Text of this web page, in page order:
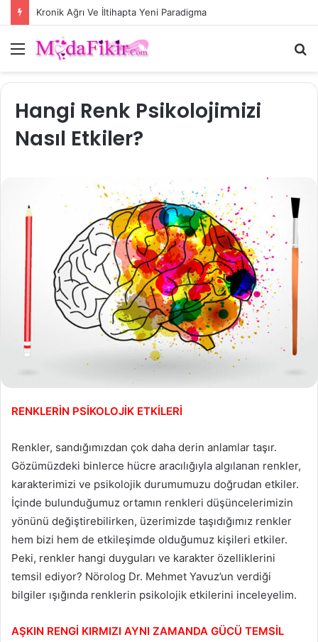
Kronik Ağrı Ve İltihapta Yeni Paradigma
Menü
Hangi Renk Psikolojimizi
Nasıl Etkiler?
RENKLERİN PSİKOLOJİK ETKİLERİ
Renkler, sandığımızdan çok daha derin anlamlar taşır.
Gözümüzdeki binlerce hücre aracılığıyla algılanan renkler,
karakterimizi ve psikolojik durumumuzu doğrudan etkiler.
İçinde bulunduğumuz ortamın renkleri düşüncelerimizin
yönünü değiştirebilirken, üzerimizde taşıdığımız renkler
hem bizi hem de etkileşimde olduğumuz kişileri etkiler.
Peki, renkler hangi duyguları ve karakter özelliklerini
temsil ediyor? Nörolog Dr. Mehmet Yavuz’un verdiği
bilgiler ışığında renklerin psikolojik etkilerini inceleyelim.
AŞKIN RENGİ KIRMIZI AYNI ZAMANDA GÜCÜ TEMSİL